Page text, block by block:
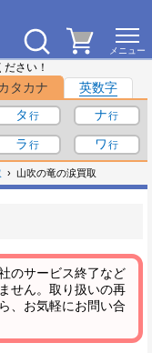
さい！
タカナ
英数字
タ
ナ
ラ ワ
山吹の竜の涙買取
のサービス終了など
せん。取り扱いの再
、お気軽にお問い合